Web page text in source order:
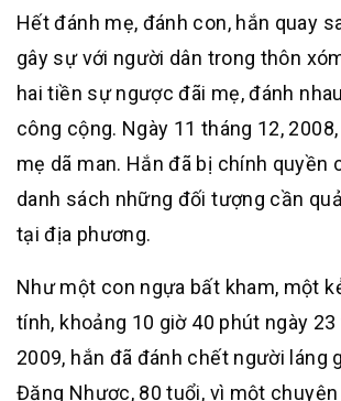
Hết đánh mẹ, đánh con, hắn quay
gây sự với người dân trong thôn
hai tiền sự ngược đãi mẹ, đánh
công cộng. Ngày 11 tháng 12,
mẹ dã man. Hắn đã bị chính quyền
danh sách những đối tượng cần
tại địa phương.
Như một con ngựa bất kham, một
tính, khoảng 10 giờ 40 phút ngày
2009, hắn đã đánh chết người láng
Đăng Nhược, 80 tuổi, vì một